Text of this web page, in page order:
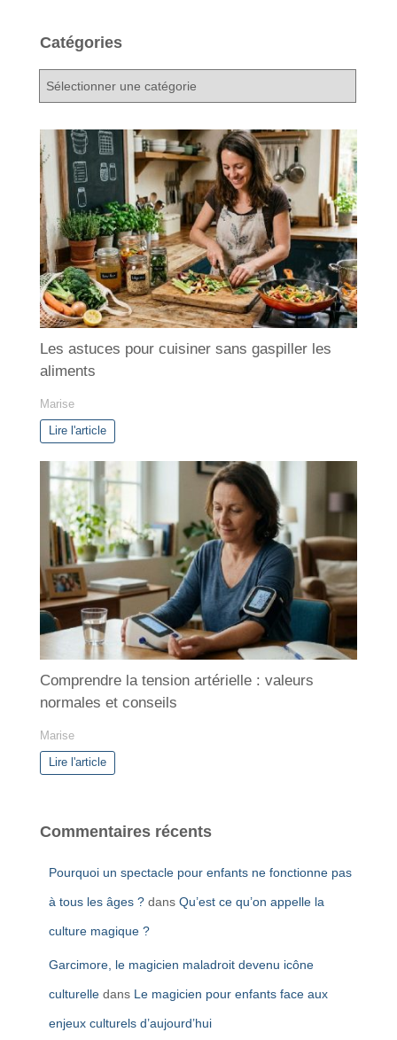
Catégories
t
é
g
o
r
i
e
s
Les astuces pour cuisiner sans gaspiller les
aliments
Marise
Lire l'article
Comprendre la tension artérielle : valeurs
normales et conseils
Marise
Lire l'article
Commentaires récents
Pourquoi un spectacle pour enfants ne fonctionne pas
à tous les âges ? dans Qu’est ce qu’on appelle la
culture magique ?
Garcimore, le magicien maladroit devenu icône
culturelle dans Le magicien pour enfants face aux
enjeux culturels d’aujourd’hui